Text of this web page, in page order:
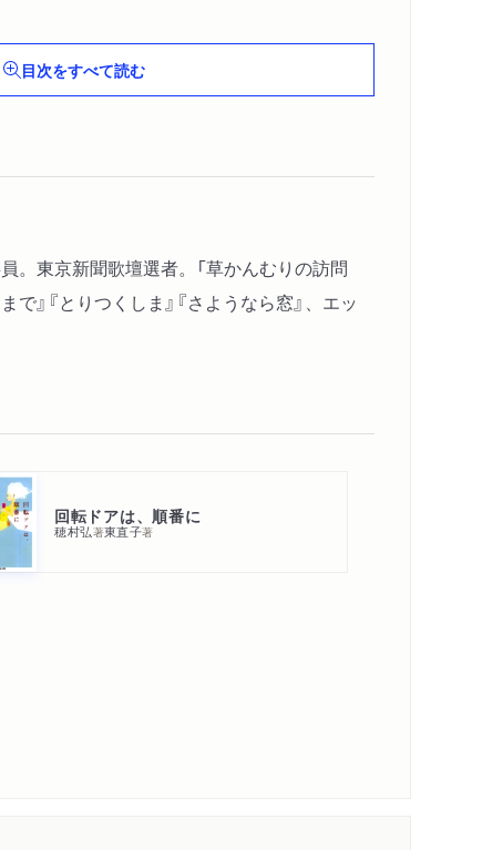
目次をすべて読む
東京新聞歌壇選者。「草かんむりの訪問
』『とりつくしま』『さようなら窓』、エッ
回転ドアは、順番に
穂村弘著東直子著